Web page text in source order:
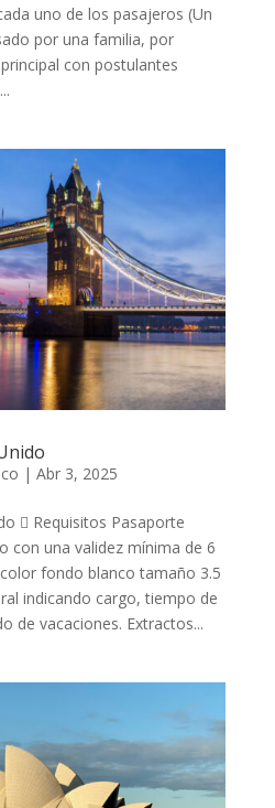
uno de los pasajeros (Un
por una familia, por
con postulantes
| Abr 3, 2025
 Requisitos Pasaporte
con una validez mínima de 6
fondo blanco tamaño 3.5
indicando cargo, tiempo de
de vacaciones. Extractos...